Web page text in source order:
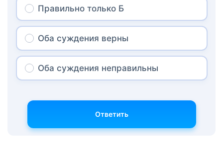
Правильно только Б
Оба суждения верны
Оба суждения неправильны
Ответить